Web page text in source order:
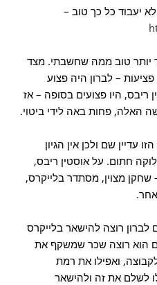
יעבוד כל כך טוב –
יותר טוב ממה שחשבתי. מצד
– לברון היה פצוע
ריבס, היו פצועים בסופה – אז
האלה, פחות באה לידי ביטוי.
עדיין שם ולכן אין הגיון
חתום. על אוסטין ריבס,
שחקן מצוין, מסתדר בלייקרס,
לברון רוצה להישאר בלייקרס
הוא רוצה שכר שמשקף את
ואפילו את רמת
לשלם את זה ולהישאר